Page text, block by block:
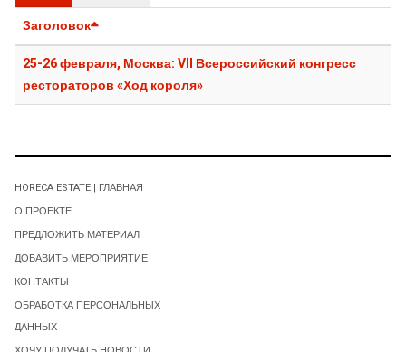
Заголовок
25-26 февраля, Москва: VII Всероссийский конгресс
рестораторов «Ход короля»
HORECA ESTATE | ГЛАВНАЯ
О ПРОЕКТЕ
ПРЕДЛОЖИТЬ МАТЕРИАЛ
ДОБАВИТЬ МЕРОПРИЯТИЕ
КОНТАКТЫ
ОБРАБОТКА ПЕРСОНАЛЬНЫХ
ДАННЫХ